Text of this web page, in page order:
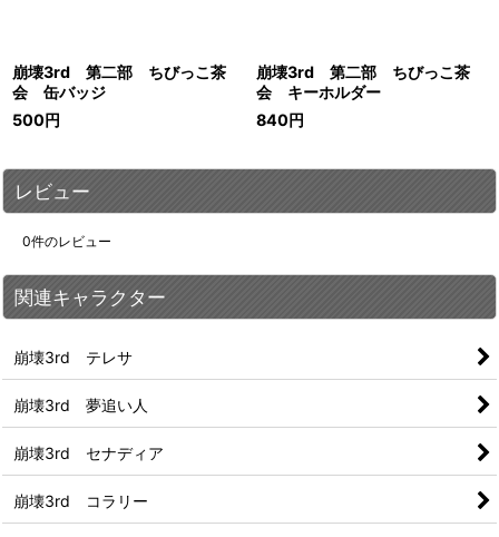
崩壊3rd 第二部 ちびっこ茶
会 缶バッジ
500円
崩壊3rd 第二部 ちびっこ茶
会 キーホルダー
840円
レビュー
0件のレビュー
関連キャラクター
崩壊3rd テレサ
崩壊3rd 夢追い人
崩壊3rd セナディア
崩壊3rd コラリー